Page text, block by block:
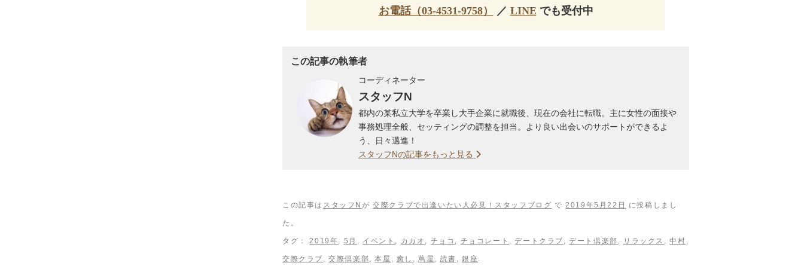
お電話（03-4531-9758） ／ LINE でも受付中
この記事の執筆者
コーディネーター
スタッフN
都内の某私立大学を卒業し大手企業に就職後、現在の会社に転職。主に女性の面接や
事務処理全般、セッティングの調整を担当。より良い出会いのサポートができるよ
う、日々邁進！
スタッフNの記事をもっと見る
この記事は スタッフN が交際クラブで出逢いたい人必見！スタッフブログ で2019年5月22日 に投稿しまし
た。
タグ：2019年, 5月 , イベント , カカオ , チョコ , チョコレート ,デートクラブ ,デート倶楽部 , リラックス ,中村 ,
交際クラブ ,交際倶楽部,本屋 , 癒し ,蔦屋 , 読書 ,銀座 .